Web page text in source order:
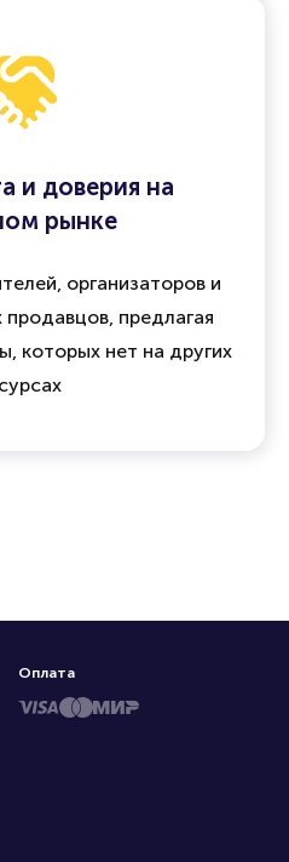
и доверия на
рынке
организаторов и
предлагая
которых нет на других
Оплата